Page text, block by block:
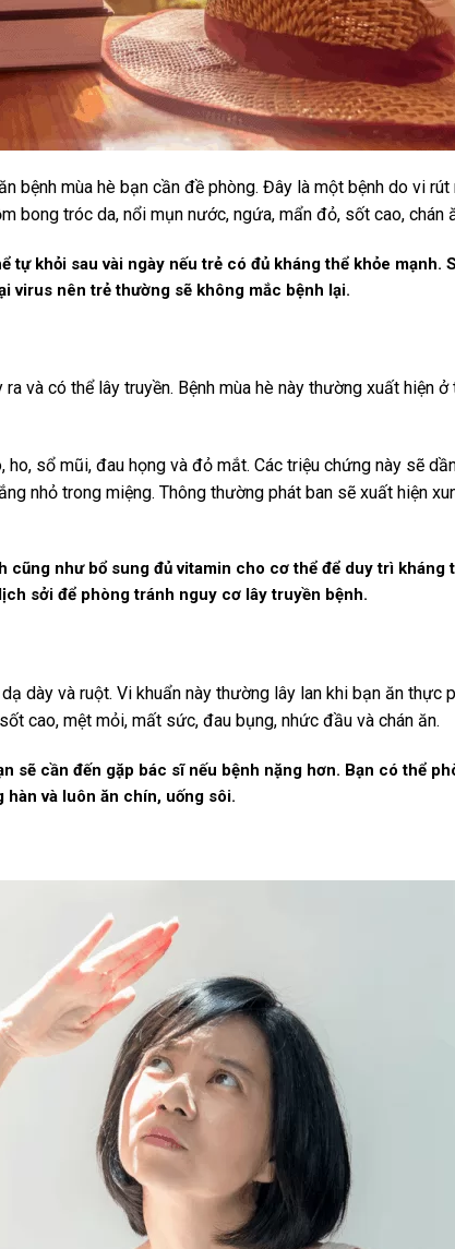
bệnh mùa hè bạn cần đề phòng. Đây là một bệnh do vi
bong tróc da, nổi mụn nước, ngứa, mẩn đỏ, sốt cao, chán
tự khỏi sau vài ngày nếu trẻ có đủ kháng thể khỏe mạnh.
virus nên trẻ thường sẽ không mắc bệnh lại.
và có thể lây truyền. Bệnh mùa hè này thường xuất hiện
sổ mũi, đau họng và đỏ mắt. Các triệu chứng này sẽ
nhỏ trong miệng. Thông thường phát ban sẽ xuất hiện
như bổ sung đủ vitamin cho cơ thể để duy trì kháng
sởi để phòng tránh nguy cơ lây truyền bệnh.
dày và ruột. Vi khuẩn này thường lây lan khi bạn ăn thực
cao, mệt mỏi, mất sức, đau bụng, nhức đầu và chán ăn.
sẽ cần đến gặp bác sĩ nếu bệnh nặng hơn. Bạn có thể
và luôn ăn chín, uống sôi.